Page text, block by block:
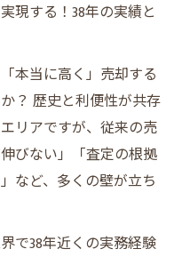
現する！38年の実績と
本当に高く」売却する
？ 歴史と利便性が共存
リアですが、従来の売
びない」「査定の根拠
など、多くの壁が立ち
で38年近くの実務経験